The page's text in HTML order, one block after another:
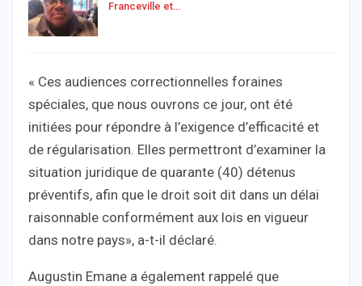
Franceville et…
« Ces audiences correctionnelles foraines
spéciales, que nous ouvrons ce jour, ont été
initiées pour répondre à l’exigence d’efficacité et
de régularisation. Elles permettront d’examiner la
situation juridique de quarante (40) détenus
préventifs, afin que le droit soit dit dans un délai
raisonnable conformément aux lois en vigueur
dans notre pays», a-t-il déclaré.
Augustin Emane a également rappelé que